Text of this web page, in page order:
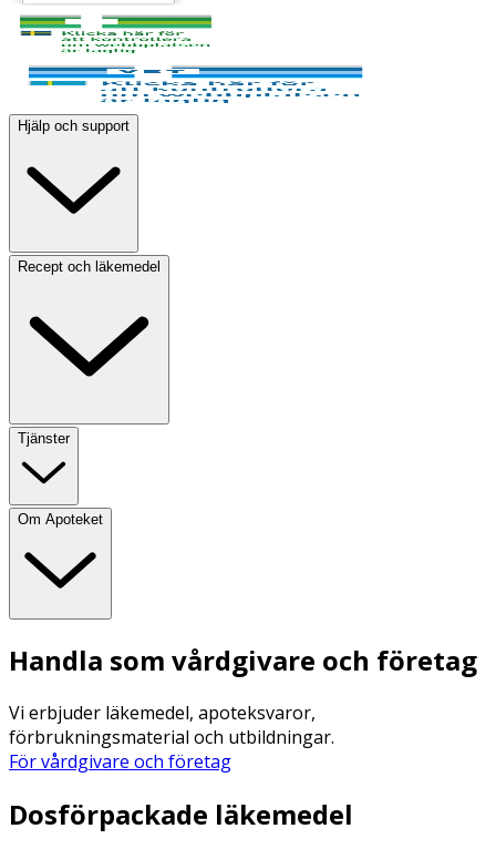
Hjälp och support
Recept och läkemedel
Tjänster
Om Apoteket
Handla som vårdgivare och företag
Vi erbjuder läkemedel, apoteksvaror,
förbrukningsmaterial och utbildningar.
För vårdgivare och företag
Dosförpackade läkemedel